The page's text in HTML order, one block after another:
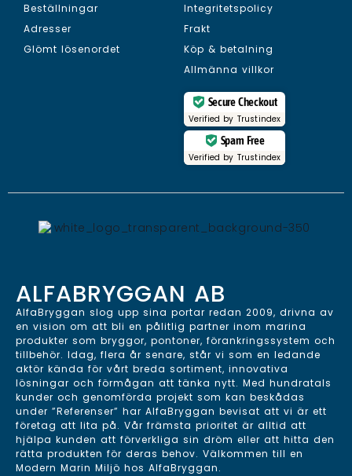
Beställningar
Adresser
Glömt lösenordet
Integritetspolicy
Frakt
Köp & betalning
Allmänna villkor
Secure Checkout
Verified by Trustindex
Spam Free
Verified by Trustindex
ALFABRYGGAN AB
AlfaBryggan slog upp sina portar redan 2009, drivna av
en vision om att bli en pålitlig partner inom marina
produkter som bryggor, pontoner, förankringssystem och
tillbehör. Idag, flera år senare, står vi som en ledande
aktör kända för vårt breda sortiment, innovativa
lösningar och förmågan att tänka nytt. Med hundratals
kunder och genomförda projekt som kan beskådas
under ”Referenser” har AlfaBryggan bevisat att vi är ett
företag att lita på. Vår främsta prioritet är alltid att
hjälpa kunden att förverkliga sin dröm eller att hitta den
rätta produkten för deras behov. Välkommen till en
Modern Marin Miljö hos AlfaBryggan.